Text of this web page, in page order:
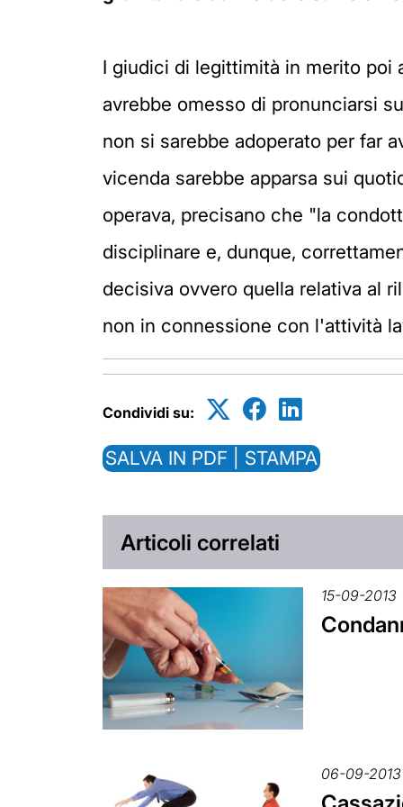
I giudici di legittimità in merito poi
avrebbe omesso di pronunciarsi
non si sarebbe adoperato per far
vicenda sarebbe apparsa sui
operava, precisano che "la
disciplinare e, dunque,
decisiva ovvero quella relativa al
non in connessione con l'attività
Condividi su:
SALVA IN PDF | STAMPA
Articoli correlati
15-09-2013
06-09-2013